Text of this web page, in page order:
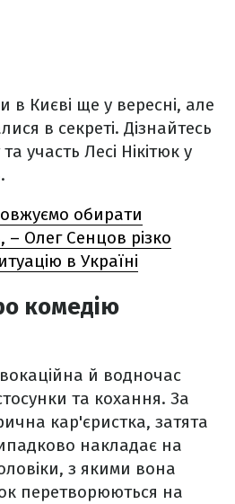
в Києві ще у вересні, але
в секреті. Дізнайтесь
участь Лесі Нікітюк у
.
обирати
– Олег Сенцов різко
в Україні
комедію
й водночас
та кохання. За
кар'єристка, затята
накладає на
з якими вона
перетворюються на